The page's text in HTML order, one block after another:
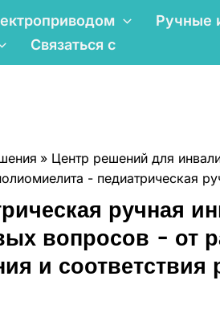
Ручные
Связаться с
Центр решений для
- педиатрическая
ручная
вопросов - от
и соответствия